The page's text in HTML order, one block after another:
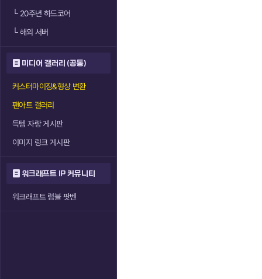
└20주년 하드코어
└해외 서버
미디어 갤러리 (공통)
커스터마이징&형상 변환
팬아트 갤러리
득템 자랑 게시판
이미지 링크 게시판
워크래프트 IP 커뮤니티
워크래프트 럼블 팟벤